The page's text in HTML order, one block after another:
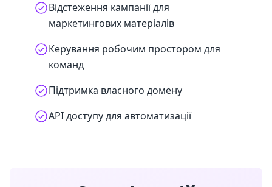
Відстеження кампанії для
маркетингових матеріалів
Керування робочим простором для
команд
Підтримка власного домену
API доступу для автоматизації